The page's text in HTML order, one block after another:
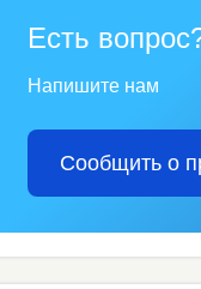
Есть
Напишите нам
Сообщить о